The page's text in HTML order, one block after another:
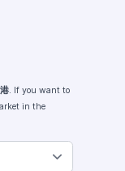
. If you want to
in the